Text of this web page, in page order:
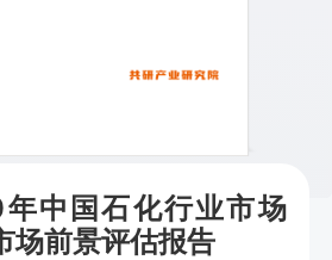
中国石化行业市场
场前景评估报告